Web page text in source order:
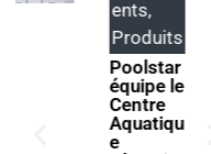
ABRIBLU
E lance
SELFEEX
, une
fixation
automati
que pour